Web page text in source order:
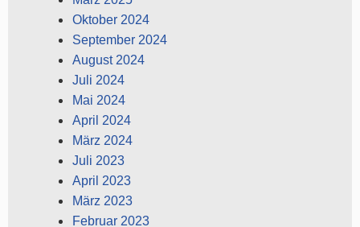
Oktober 2024
September 2024
August 2024
Juli 2024
Mai 2024
April 2024
März 2024
Juli 2023
April 2023
März 2023
Februar 2023